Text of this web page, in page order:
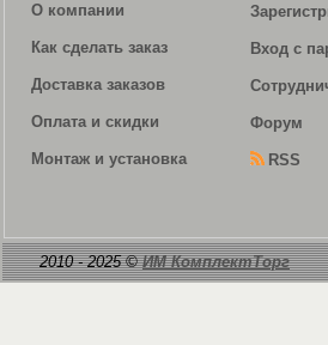
О компании
Как сделать заказ
Доставка заказов
Оплата и скидки
Монтаж и установка
Вход с
Форум
RSS
2010 - 2025 ©ИМ КомплектТорг